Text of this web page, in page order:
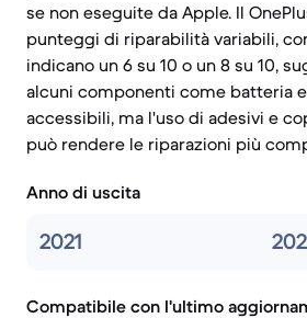
se non eseguite da Apple. Il
punteggi di riparabilità variabili,
indicano un 6 su 10 o un 8 su 10,
alcuni componenti come batteria
accessibili, ma l'uso di adesivi e
può rendere le riparazioni più
Anno di uscita
2021
Compatibile con l'ultimo